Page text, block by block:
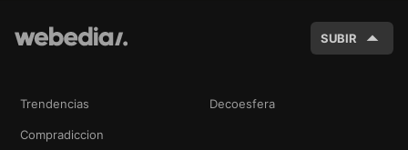
SUBIR
Trendencias Decoesfera
Compradiccion